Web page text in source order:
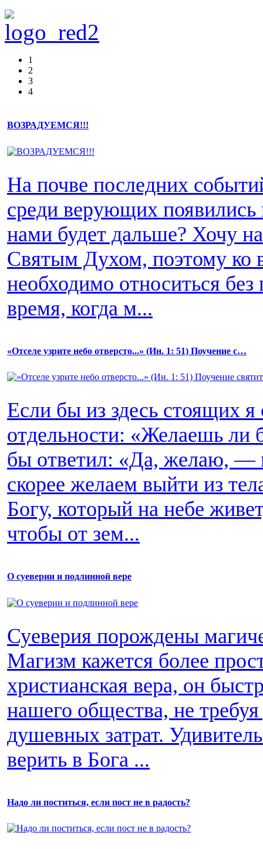
1
2
3
4
ВОЗРАДУЕМСЯ!!!
На почве последних
среди верующих
нами будет дальше? Хочу
Святым Духом, поэтому ко
необходимо относиться
время, когда м...
«Отселе узрите небо отверсто...» (Ин. 1: 51) Поучение c…
Если бы из здесь стоящих
отдельности: «Желаешь
бы ответил: «Да, желаю, —
скорее желаем выйти из
Богу, который на небе
чтобы от зем...
О суеверии и подлинной вере
Суеверия порождены
Магизм кажется более
христианская вера, он
нашего общества, не
душевных затрат.
верить в Бога ...
Надо ли поститься, если пост не в радость?